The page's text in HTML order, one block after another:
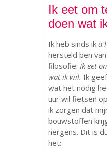
Ik eet om
doen wat
Ik heb sinds ika
hersteld ben
filosofie:Ik eet
wat ik wil. Ik
wat het nodig
uur wil fietsen
ik zorgen dat
bouwstoffen
nergens. Dit is
het: